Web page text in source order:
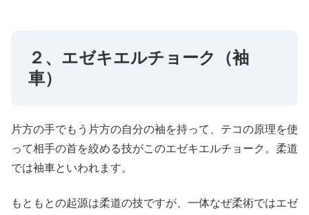
２、エゼキエルチョーク（袖
車）
片方の手でもう片方の自分の袖を持って、テコの原理を使
って相手の首を絞める技がこのエゼキエルチョーク。柔道
では袖車といわれます。
もともとの起源は柔道の技ですが、一体なぜ柔術ではエゼ